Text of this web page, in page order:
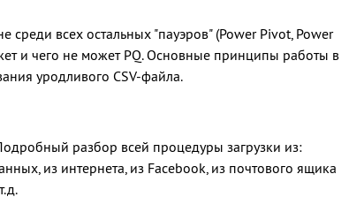
среди всех остальных "пауэров" (Power Pivot, Power
и чего не может PQ. Основные принципы работы в
уродливого CSV-файла.
разбор всей процедуры загрузки из:
из интернета, из Facebook, из почтового ящика